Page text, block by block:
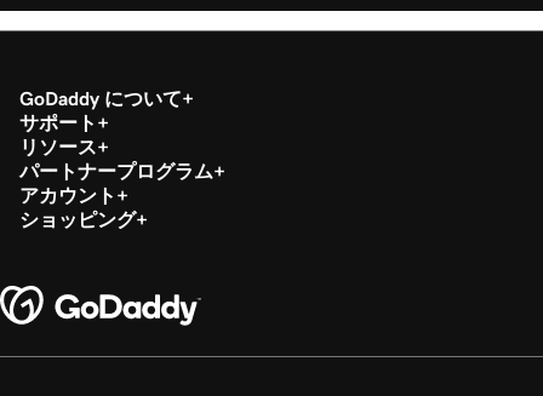
GoDaddy について
サポート
リソース
パートナープログラム
アカウント
ショッピング